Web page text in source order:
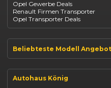
Mazda
Citroën
Abarth
Fiat Professional
Opel Gewerbe Deals
Renault Firmen Transporter
Opel Transporter Deals
Beliebteste Modell
Renault Arkana Leasing
Renault Captur Leasing
Autohaus König